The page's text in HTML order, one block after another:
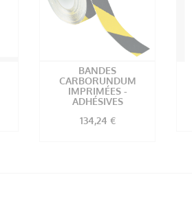
BANDES
CARBORUNDUM
IMPRIMÉES -
ADHÉSIVES
134,24 €